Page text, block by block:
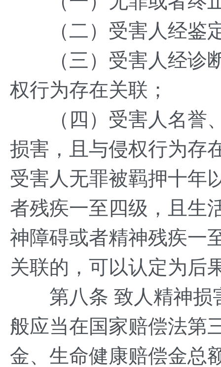
（二）受害人经鉴定
（三）受害人经诊断
权行为存在关联；
（四）受害人名誉、
损害，且与侵权行为存
受害人无罪被羁押十年
者残疾一至四级，且生
神障碍或者精神残疾一
关联的，可以认定为后
第八条 致人精神损
般应当在国家赔偿法第
金、生命健康赔偿金总